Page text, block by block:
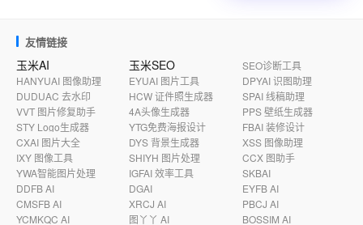
友情链接
玉米AI 玉米SEO
SEO诊断工具
HANYUAI 图像助理
EYUAI 图片工具
DPYAI 识图助理
DUDUAC 去水印
HCW 证件照生成器
SPAI 线稿助理
VVT 图片修复助手
4A头像生成器
PPS 壁纸生成器
STY Logo生成器
YTG免费海报设计
FBAI 装修设计
CXAI 图片大全
DYS 背景生成器
XSS 图像助理
IXY 图像工具
SHIYH 图片处理
CCX 图助手
YWA智能图片处理
IGFAI 效率工具
SKBAI
DDFB AI
DGAI
EYFB AI
CMSFB AI
XRCJ AI
PBCJ AI
YCMKQC AI
图丫丫 AI BOSSIM AI